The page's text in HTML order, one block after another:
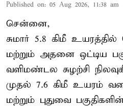
Published on: 05 Aug 2026, 11:38 am
சென்னை,
சுமார் 5.8 கிமீ
மற்றும் அதனை ஒட்டிய
வளிமண்டல சுழற்சி
முதல் 7.6 கிமீ உயரம்
மற்றும் புதுவை